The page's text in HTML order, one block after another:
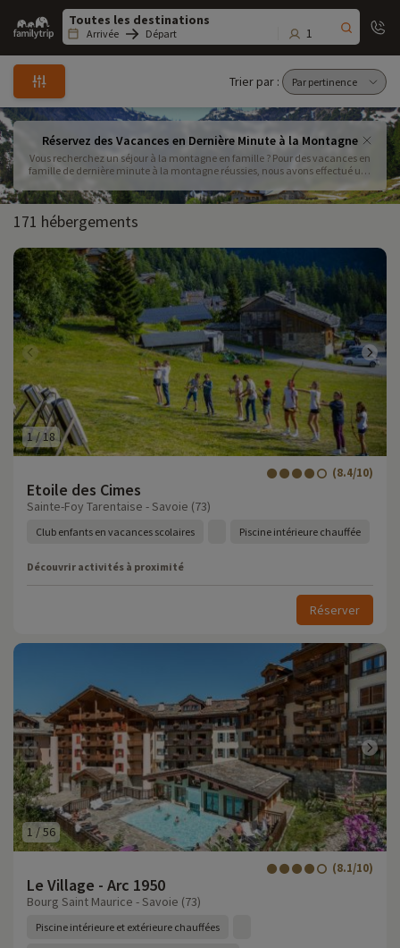
Family
trip
Arrivée Départ 1
Trier par :
Réservez des Vacances en Dernière Minute à la Montagne
Vous recherchez un séjour à la montagne en famille ? Pour des vacances en
famille de dernière minute à la montagne réussies, nous avons effectué une
choix parmi nos destinations en France !
171 hébergements
1/18
Etoile des Cimes
(8.4/10)
Sainte-Foy Tarentaise - Savoie (73)
Club enfants en vacances scolaires Piscine intérieure chauffée
Découvrir activités à proximité
Réserver
1 /56
Le Village - Arc 1950
(8.1/10)
Bourg Saint Maurice - Savoie (73)
Piscine intérieure et extérieure chauffées